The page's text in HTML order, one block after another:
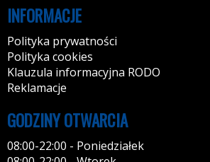
INFORMACJE
Polityka prywatności
Polityka cookies
Klauzula informacyjna RODO
Reklamacje
GODZINY OTWARCIA
08:00-22:00 - Poniedziałek